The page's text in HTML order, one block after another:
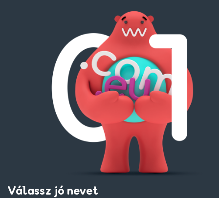
Válassz jó nevet